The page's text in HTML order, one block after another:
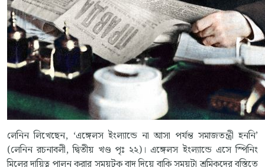
লেনিন লিখেছেন, ‘এঙ্গেলস ইংল্যান্ডে না আসা পর্যন্ত সমাজতন্ত্রী হননি’
(লেনিন রচনাবলী, দ্বিতীয় খণ্ড পৃঃ ২২)। এঙ্গেলস ইংল্যান্ডে এসে স্পিনিং